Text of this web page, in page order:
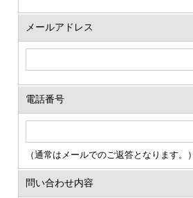
メールアドレス
電話番号
（通常はメールでのご返答となります。）
問い合わせ内容